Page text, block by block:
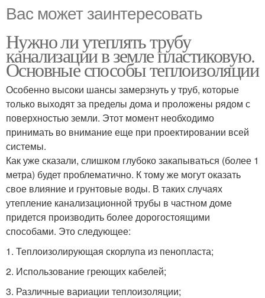
Вас может заинтересовать
Нужно ли утеплять трубу
канализации в земле пластиковую.
Основные способы теплоизоляции
Особенно высоки шансы замерзнуть у труб, которые
только выходят за пределы дома и проложены рядом с
поверхностью земли. Этот момент необходимо
принимать во внимание еще при проектировании всей
системы.
Как уже сказали, слишком глубоко закапываться (более 1
метра) будет проблематично. К тому же могут оказать
свое влияние и грунтовые воды. В таких случаях
утепление канализационной трубы в частном доме
придется производить более дорогостоящими
способами. Это следующее:
1. Теплоизолирующая скорлупа из пенопласта;
2. Использование греющих кабелей;
3. Различные вариации теплоизоляции;